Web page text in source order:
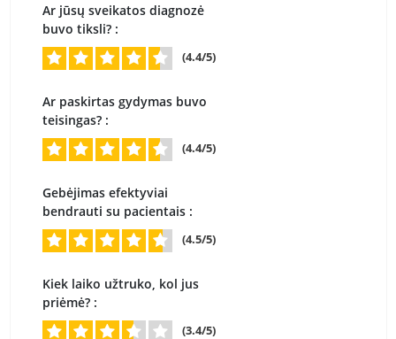
Ar jūsų sveikatos diagnozė
buvo tiksli? :
(4.4/5)
Ar paskirtas gydymas buvo
teisingas? :
(4.4/5)
Gebėjimas efektyviai
bendrauti su pacientais :
(4.5/5)
Kiek laiko užtruko, kol jus
priėmė? :
(3.4/5)